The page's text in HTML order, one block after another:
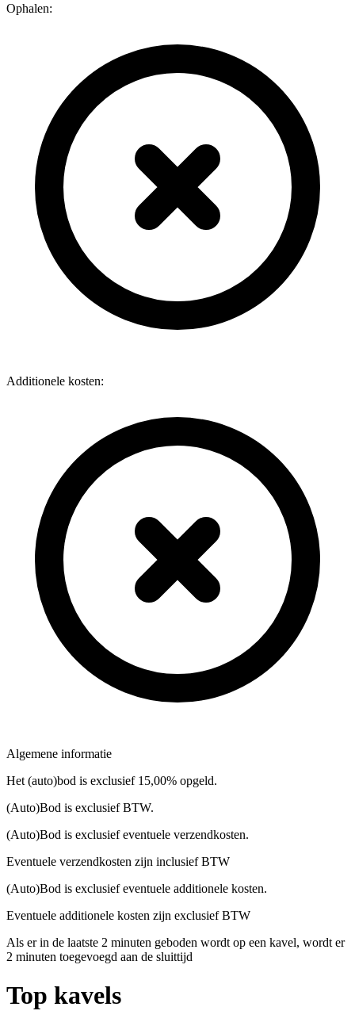
Ophalen:
Additionele kosten:
Algemene informatie
Het (auto)bod is exclusief 15,00% opgeld.
(Auto)Bod is exclusief BTW.
(Auto)Bod is exclusief eventuele verzendkosten.
Eventuele verzendkosten zijn inclusief BTW
(Auto)Bod is exclusief eventuele additionele kosten.
Eventuele additionele kosten zijn exclusief BTW
Als er in de laatste 2 minuten geboden wordt op een kavel, wordt er
2 minuten toegevoegd aan de sluittijd
Top kavels